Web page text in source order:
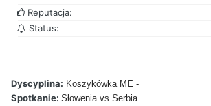
Reputacja:
Status:
Dyscyplina: Koszykówka ME -
Spotkanie: Słowenia vs Serbia